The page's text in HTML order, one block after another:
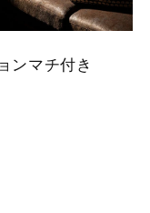
ンマチ付き